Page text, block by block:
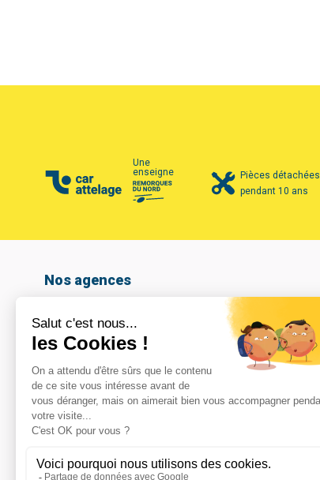
Une
enseigne
Pièces détachées
pendant 10 ans
Nos agences
Amiens
Armentières
Arras
Beauvais
Boulogne-sur-mer
Calais
Cambrai
Coignières
Le Havre
Lomme